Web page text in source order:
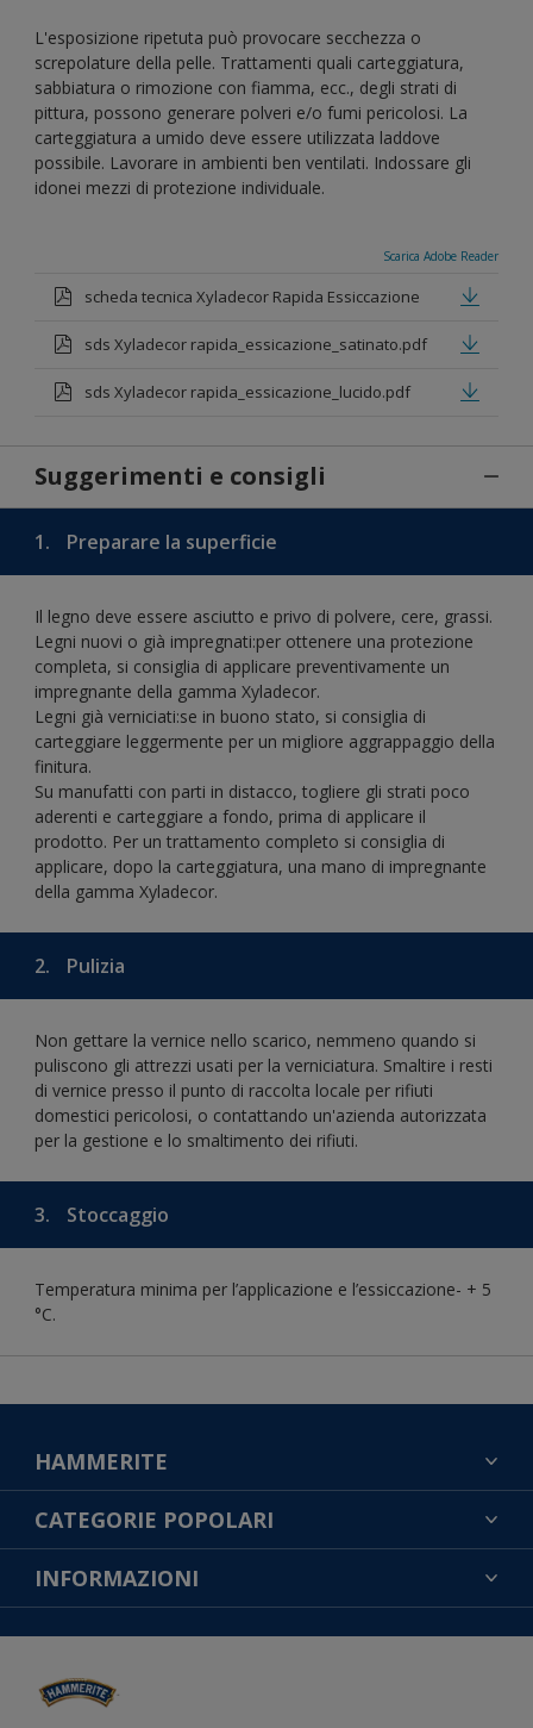
L'esposizione ripetuta può provocare secchezza o
screpolature della pelle. Trattamenti quali carteggiatura,
sabbiatura o rimozione con fiamma, ecc., degli strati di
pittura, possono generare polveri e/o fumi pericolosi. La
carteggiatura a umido deve essere utilizzata laddove
possibile. Lavorare in ambienti ben ventilati. Indossare gli
idonei mezzi di protezione individuale.
Scarica Adobe Reader
scheda tecnica Xyladecor Rapida Essiccazione
sds Xyladecor rapida_essicazione_satinato.pdf
sds Xyladecor rapida_essicazione_lucido.pdf
Suggerimenti e consigli
1. Preparare la superficie
Il legno deve essere asciutto e privo di polvere, cere, grassi.
Legni nuovi o già impregnati:per ottenere una protezione
completa, si consiglia di applicare preventivamente un
impregnante della gamma Xyladecor.
Legni già verniciati:se in buono stato, si consiglia di
carteggiare leggermente per un migliore aggrappaggio della
finitura.
Su manufatti con parti in distacco, togliere gli strati poco
aderenti e carteggiare a fondo, prima di applicare il
prodotto. Per un trattamento completo si consiglia di
applicare, dopo la carteggiatura, una mano di impregnante
della gamma Xyladecor.
2. Pulizia
Non gettare la vernice nello scarico, nemmeno quando si
puliscono gli attrezzi usati per la verniciatura. Smaltire i resti
di vernice presso il punto di raccolta locale per rifiuti
domestici pericolosi, o contattando un'azienda autorizzata
per la gestione e lo smaltimento dei rifiuti.
3. Stoccaggio
Temperatura minima per l’applicazione e l’essiccazione- + 5
°C.
HAMMERITE
TROVA UN COLORE
CONTATTACI
MAPPA DEL SITO
CATEGORIE POPOLARI
NOTE LEGALI
COOKIES
INFORMATIVA SULLA PRIVACY
IMPOSTAZIONI DEI COOKIE
INFORMAZIONI